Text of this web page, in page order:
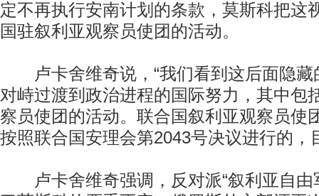
定不再执行安南计划的条款，莫斯科把这
国驻叙利亚观察员使团的活动。
卢卡舍维奇说，“我们看到这后面隐藏
对峙过渡到政治进程的国际努力，其中包
察员使团的活动。联合国叙利亚观察员使
按照联合国安理会第2043号决议进行的，
卢卡舍维奇强调，反对派“叙利亚自由